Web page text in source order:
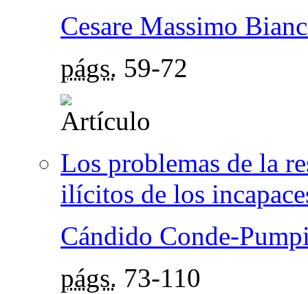
Cesare Massimo
págs. 59-72
Los problemas de la
ilícitos de los
Cándido Conde-
págs. 73-110